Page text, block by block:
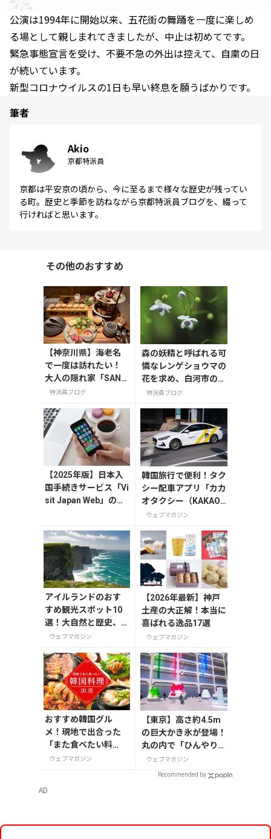
公演は1994年に開始以来、五花街の舞踊を一度に楽しめ
る場として親しまれてきましたが、中止は初めてです。
緊急事態宣言を受け、不要不急の外出は控えて、自粛の日
が続いています。
新型コロナウイルスの1日も早い終息を願うばかりです。
筆者
Akio
京都特派員
京都は平安京の頃から、今に至るまで様々な歴史が残ってい
る町。歴史と季節を訪ねながら京都特派員ブログを、綴って
行ければと思います。
その他のおすすめ
【神奈川県】海老名
で一度は訪れたい！
大人の隠れ家「SAND
GLASS 熾火」で味わ
ー
特派員ブログ
森の妖精と呼ばれる可
憐なレンゲショウマの
花を求め、白河市の天
狗山へ行って来まし
特派員ブログ
【2025年版】日本入
国手続きサービス「Vi
sit Japan Web」の登
韓国旅行で便利！タク
シー配車アプリ「カカ
オタクシー（KAKAO
T）」の登録・利用方
ウェブマガジン
アイルランドのおす
すめ観光スポット10
選！大自然と歴史、
ウイスキーを楽しむ
ウェブマガジン
【2026年最新】神戸
土産の大正解！本当に
喜ばれる逸品17選
ウェブマガジン
おすすめ韓国グル
メ！現地で出合った
「また食べたい料
理」20選
ウェブマガジン
【東京】高さ約4.5m
の巨大かき氷が登場！
丸の内で「ひんやりＫ
ＩＴＴＥ」が8月7日
から開催
ウェブマガジン
Recommended by
AD